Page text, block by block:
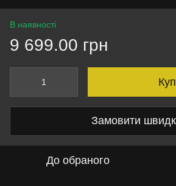
В наявності
9 699.00 грн
Замовити
До обраного